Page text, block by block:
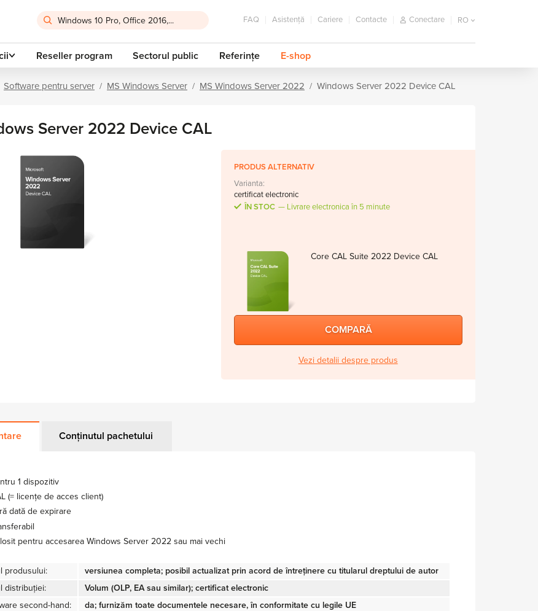
FAQ Asistență Cariere Contacte Conectare RO
Reseller program Sectorul public Referințe E-shop
Software pentru server MS Windows Server MS Windows Server 2022 Windows Server 2022 Device CAL
Server 2022 Device CAL
PRODUS ALTERNATIV
Varianta:
certificat electronic
ÎN STOC
Livrare electronica în 5 minute
Core CAL Suite 2022 Device CAL
COMPARĂ
Vezi detalii despre produs
Conținutul pachetului
1 dispozitiv
(= licențe de acces client)
dată de expirare
pentru accesarea Windows Server 2022 sau mai vechi
produsului:
versiunea completa; posibil actualizat prin acord de întreținere cu titularul dreptului de autor
distribuției:
Volum (OLP, EA sau similar); certificat electronic
second-hand:
da; furnizăm toate documentele necesare, în conformitate cu legile UE